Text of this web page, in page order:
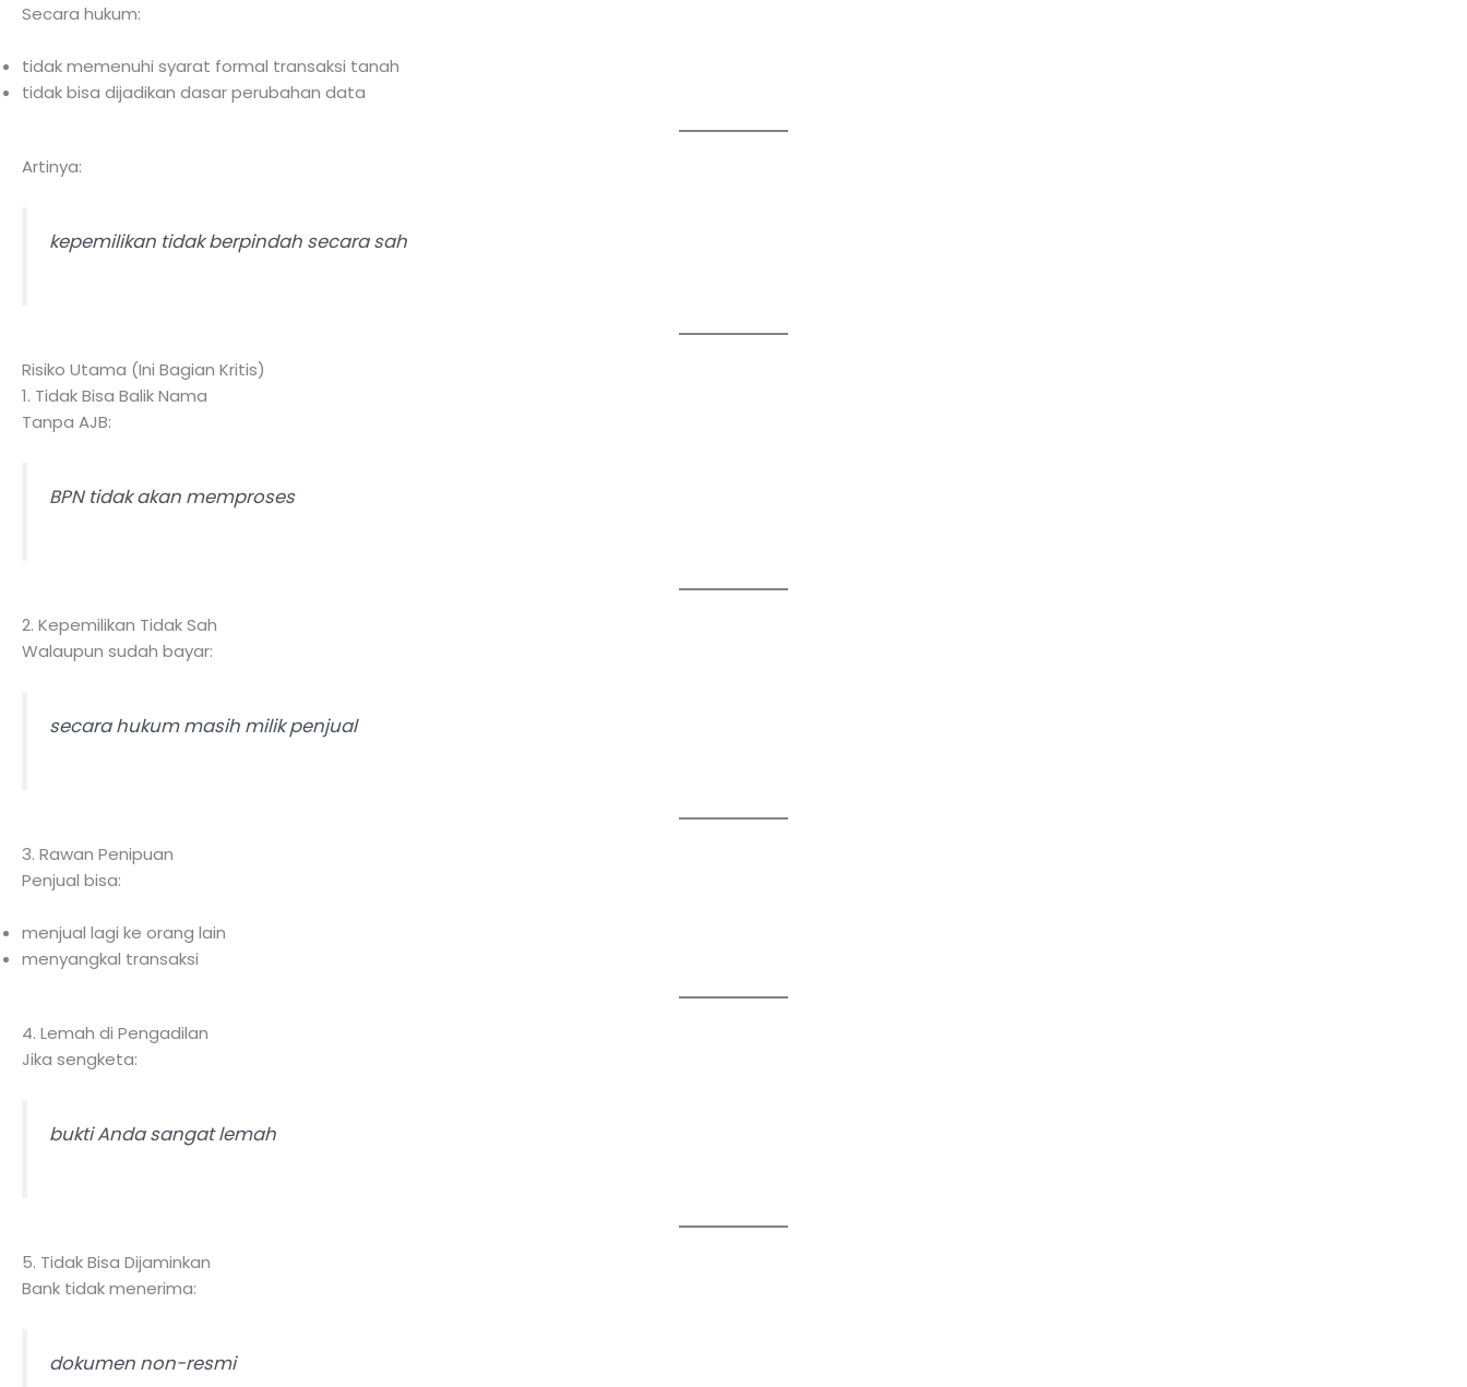
Secara hukum:
tidak memenuhi syarat formal transaksi tanah
tidak bisa dijadikan dasar perubahan data
Artinya:
kepemilikan tidak berpindah secara sah
Risiko Utama (Ini Bagian Kritis)
1. Tidak Bisa Balik Nama
Tanpa AJB:
BPN tidak akan memproses
2. Kepemilikan Tidak Sah
Walaupun sudah bayar:
secara hukum masih milik penjual
3. Rawan Penipuan
Penjual bisa:
menjual lagi ke orang lain
menyangkal transaksi
4. Lemah di Pengadilan
Jika sengketa:
bukti Anda sangat lemah
5. Tidak Bisa Dijaminkan
Bank tidak menerima:
dokumen non-resmi